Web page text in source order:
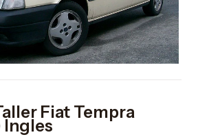
Fiat Tempra
Ingles